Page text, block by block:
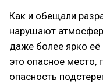
Как и обещали
нарушают
даже более ярко
это опасное место,
опасность